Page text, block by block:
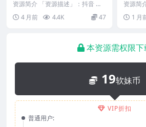
期 最新至：2026.4.3
资源简介 「资源描述」：抖音 极
品小姨 秘语空间 NO.023期 【12P
2V】...
4 月前 4.4K 47
10期
资源简
爱笑
【25P】
1 月
本资源需权限下
19软妹币
VIP折扣
普通用户: